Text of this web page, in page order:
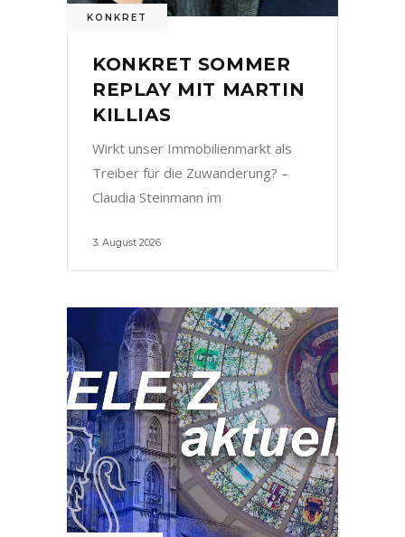
KONKRET
KONKRET SOMMER
REPLAY MIT MARTIN
KILLIAS
Wirkt unser Immobilienmarkt als
Treiber für die Zuwanderung? –
Claudia Steinmann im
3. August 2026